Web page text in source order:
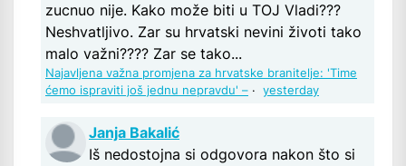
zucnuo nije. Kako može biti u TOJ Vladi???
Neshvatljivo. Zar su hrvatski nevini životi tako
malo važni???? Zar se tako...
Najavljena važna promjena za hrvatske branitelje: 'Time
ćemo ispraviti još jednu nepravdu' – · yesterday
Janja Bakalić
Iš nedostojna si odgovora nakon što si